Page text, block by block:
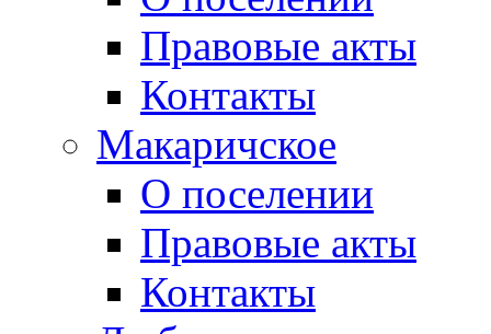
Правовые акты
Контакты
Макаричское
О поселении
Правовые акты
Контакты